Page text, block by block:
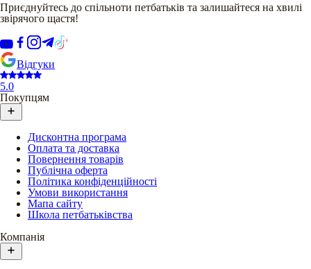
Приєднуйтесь до спільноти петбатьків та залишайтеся на хвилі
звірячого щастя!
Відгуки
5.0
Покупцям
Дисконтна програма
Оплата та доставка
Повернення товарів
Публічна оферта
Політика конфіденційності
Умови використання
Мапа сайту
Школа петбатьківства
Компанія